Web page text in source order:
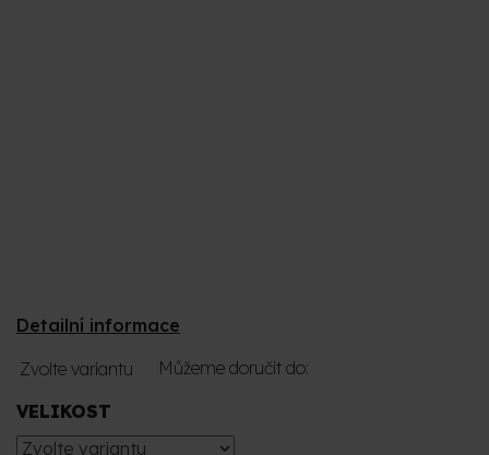
VELIKOST
Můžeme doručit do:
Zvolte variantu
Detailní informace